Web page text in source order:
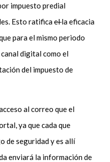
impuesto predial
Esto ratificaella eficacia
para el mismo periodo
digital como el
del impuesto de
al correo que el
ya que cada que
de seguridad y es allí
enviará la información de